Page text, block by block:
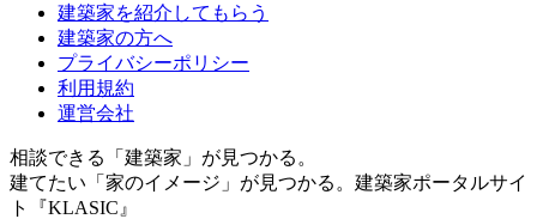
建築家を紹介してもらう
建築家の方へ
プライバシーポリシー
利用規約
運営会社
相談できる「建築家」が見つかる。
建てたい「家のイメージ」が見つかる。 建築家ポータルサイ
ト『KLASIC』